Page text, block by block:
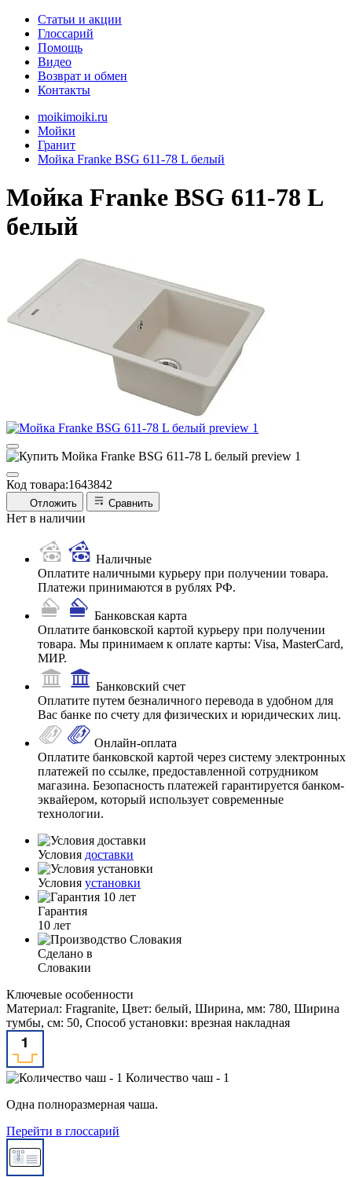
Статьи и акции
Глоссарий
Помощь
Видео
Возврат и обмен
Контакты
moikimoiki.ru
Мойки
Гранит
Мойка Franke BSG 611-78 L белый
Мойка Franke BSG 611-78 L
белый
Код товара:1643842
Отложить Сравнить
Нет в наличии
Наличные
Оплатите наличными курьеру при получении товара.
Платежи принимаются в рублях РФ.
Банковская карта
Оплатите банковской картой курьеру при получении
товара. Мы принимаем к оплате карты: Visa, MasterCard,
МИР.
Банковский счет
Оплатите путем безналичного перевода в удобном для
Вас банке по счету для физических и юридических лиц.
Онлайн-оплата
Оплатите банковской картой через систему электронных
платежей по ссылке, предоставленной сотрудником
магазина. Безопасность платежей гарантируется банком-
эквайером, который использует современные
технологии.
Условия доставки
Условия установки
Гарантия
10 лет
Сделано в
Словакии
Ключевые особенности
Материал: Fragranite, Цвет: белый, Ширина, мм: 780, Ширина
тумбы, см: 50, Способ установки: врезная накладная
Количество чаш - 1
Одна полноразмерная чаша.
Перейти в глоссарий